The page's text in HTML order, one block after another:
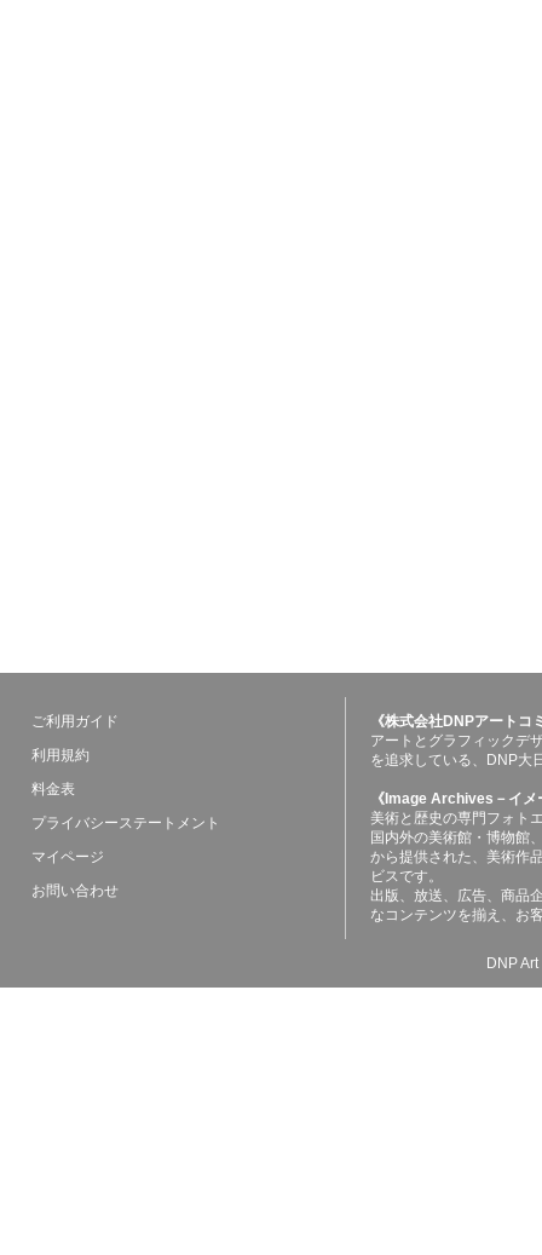
ご利用ガイド
利用規約
料金表
プライバシーステートメント
マイページ
お問い合わせ
《株式会社DNPアート
アートとグラフィックデ
を追求している、DNP大
《Image Archives－イ
美術と歴史の専門フォト
国内外の美術館・博物館
から提供された、美術作
ビスです。
出版、放送、広告、商品
なコンテンツを揃え、お
DNP